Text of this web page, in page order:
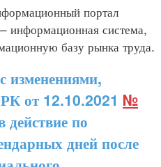
портал
информационная система,
базу рынка труда.
от 12.10.2021 №
действие по
дней после